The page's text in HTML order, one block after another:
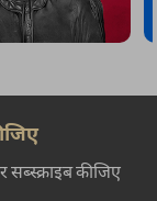
सब्स्क्राइब कीजिए